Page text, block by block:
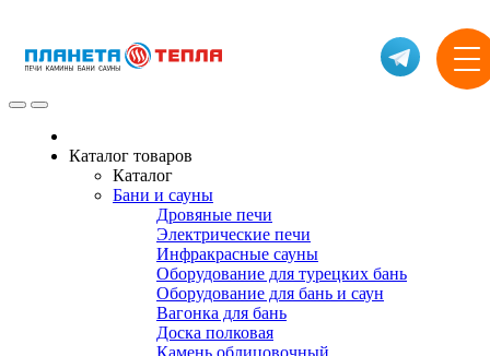
Каталог товаров
Каталог
Бани и сауны
Дровяные печи
Электрические печи
Инфракрасные сауны
Оборудование для турецких бань
Оборудование для бань и саун
Вагонка для бань
Доска полковая
Камень облицовочный